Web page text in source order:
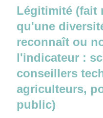
Légitimité (fait
qu'une
reconnaît ou
l'indicateur :
conseillers
agriculteurs,
public)